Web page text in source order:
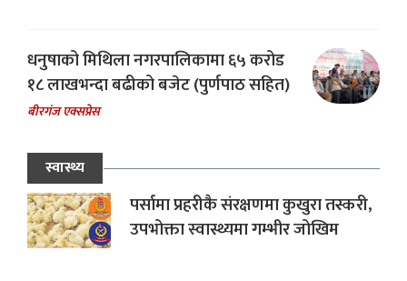
धनुषाको मिथिला नगरपालिकामा ६५ करोड
१८ लाखभन्दा बढीको बजेट (पुर्णपाठ सहित)
बीरगंज एक्सप्रेस
स्वास्थ्य
पर्सामा प्रहरीकै संरक्षणमा कुखुरा तस्करी,
उपभोक्ता स्वास्थ्यमा गम्भीर जोखिम